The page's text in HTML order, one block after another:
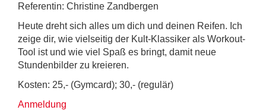
Referentin: Christine Zandbergen
Heute dreht sich alles um dich und deinen Reifen. Ich
zeige dir, wie vielseitig der Kult-Klassiker als Workout-
Tool ist und wie viel Spaß es bringt, damit neue
Stundenbilder zu kreieren.
Kosten: 25,- (Gymcard); 30,- (regulär)
Anmeldung